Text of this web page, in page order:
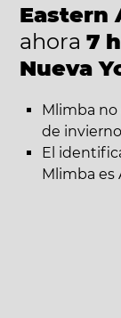
Eastern
ahora 7
Nueva
Mlimba no
de
El
Mlimba es